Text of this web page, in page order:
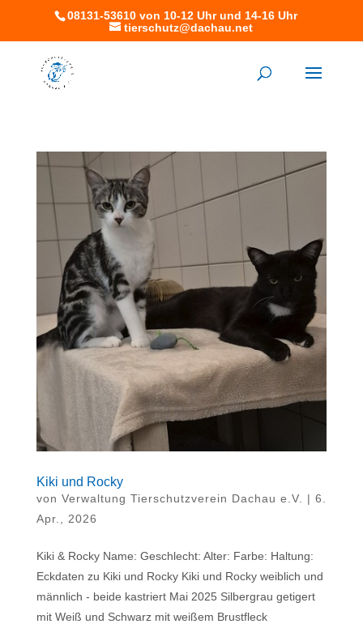
08131-53610 von 10-12 Uhr und 14-16 Uhr
tierschutz@dachau.net
Kiki und Rocky
von Verwaltung Tierschutzverein Dachau e.V. | 6.
Apr., 2026
Kiki & Rocky Name: Geschlecht: Alter: Farbe: Haltung:
Eckdaten zu Kiki und Rocky Kiki und Rocky weiblich und
männlich - beide kastriert Mai 2025 Silbergrau getigert
mit Weiß und Schwarz mit weißem Brustfleck